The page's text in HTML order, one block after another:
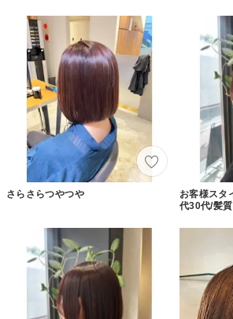
さらさらつやつや
お客様ス
代30代/髪質